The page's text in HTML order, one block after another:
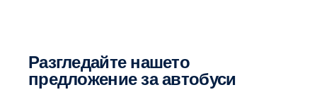
Разгледайте нашето
предложение за автобуси